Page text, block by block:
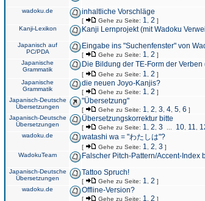
wadoku.de inhaltliche Vorschläge
[ Gehe zu Seite: 1 2 ]
Kanji-Lexikon Kanji Lernprojekt (mit Wadoku
Japanisch auf
PC/PDA
Eingabe ins "Suchenfenster" von
[ Gehe zu Seite: 1 2 ]
Japanische
Grammatik
Die Bildung der TE-Form der
[ Gehe zu Seite: 1 2 ]
Japanische
Grammatik
die neuen Joyo-Kanjis?
[ Gehe zu Seite: 1 2 ]
Japanisch-Deutsche
Übersetzungen
"Übersetzung"
[ Gehe zu Seite: 1 2 3 4 5 6 ]
Japanisch-Deutsche
Übersetzungen
Übersetzungskorrektur bitte
[ Gehe zu Seite: 1 2 3 10 11
wadoku.de watashi wa = "わたしは"?
[ Gehe zu Seite: 1 2 3 ]
WadokuTeam Falscher Pitch-Pattern/Accent-Index
Japanisch-Deutsche
Übersetzungen
Tattoo Spruch!
[ Gehe zu Seite: 1 2 ]
wadoku.de Offline-Version?
[ Gehe zu Seite: 1 2 ]